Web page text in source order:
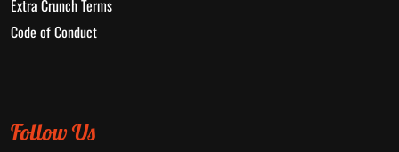
Extra Crunch Terms
Code of Conduct
Follow Us